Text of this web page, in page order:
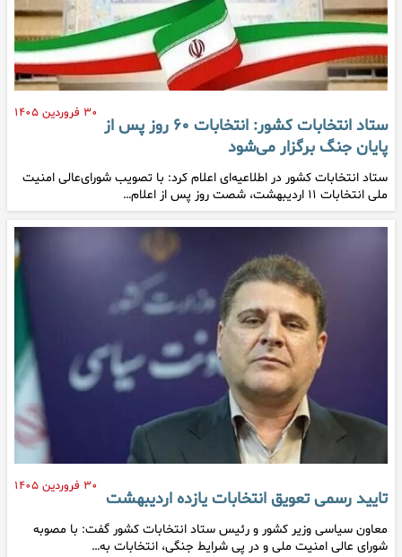
۳۰ فروردین ۱۴۰۵
ستاد انتخابات کشور: انتخابات ۶۰ روز پس از
پایان جنگ برگزار می‌شود
ستاد انتخابات کشور در اطلاعیه‌ای اعلام کرد: با تصویب شورای‌عالی امنیت
ملی انتخابات ۱۱ اردیبهشت، شصت روز پس از اعلام…
۳۰ فروردین ۱۴۰۵
تایید رسمی تعویق انتخابات یازده اردیبهشت
معاون سیاسی وزیر کشور و رئیس ستاد انتخابات کشور گفت: با مصوبه
شورای عالی امنیت ملی و در پی شرایط جنگی، انتخابات به…